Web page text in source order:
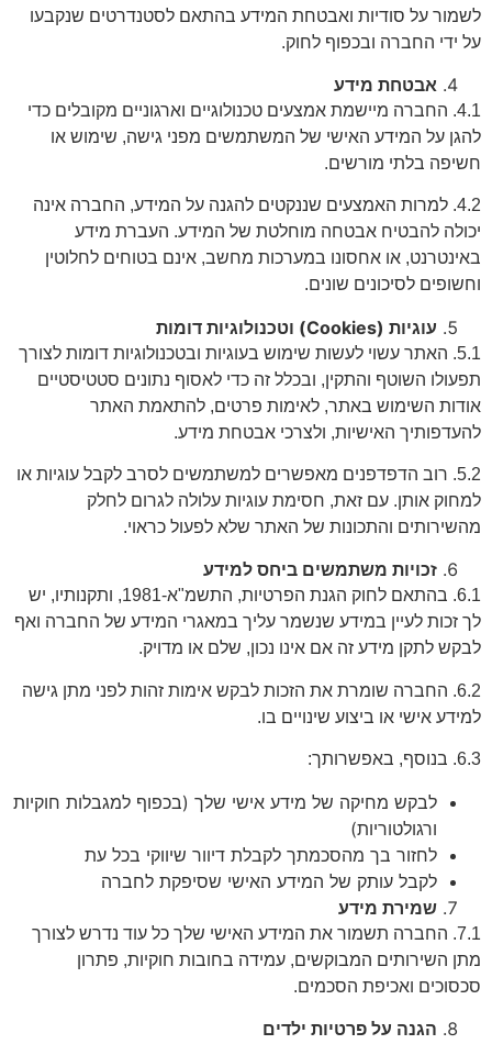
לשמור על סודיות ואבטחת המידע בהתאם לסטנדרטים שנקבעו
על ידי החברה ובכפוף לחוק.
אבטחת מידע
4.1. החברה מיישמת אמצעים טכנולוגיים וארגוניים מקובלים כדי
להגן על המידע האישי של המשתמשים מפני גישה, שימוש או
חשיפה בלתי מורשים.
4.2. למרות האמצעים שננקטים להגנה על המידע, החברה אינה
יכולה להבטיח אבטחה מוחלטת של המידע. העברת מידע
באינטרנט, או אחסונו במערכות מחשב, אינם בטוחים לחלוטין
וחשופים לסיכונים שונים.
עוגיות (Cookies) וטכנולוגיות דומות
5.1. האתר עשוי לעשות שימוש בעוגיות ובטכנולוגיות דומות לצורך
תפעולו השוטף והתקין, ובכלל זה כדי לאסוף נתונים סטטיסטיים
אודות השימוש באתר, לאימות פרטים, להתאמת האתר
להעדפותיך האישיות, ולצרכי אבטחת מידע.
5.2. רוב הדפדפנים מאפשרים למשתמשים לסרב לקבל עוגיות או
למחוק אותן. עם זאת, חסימת עוגיות עלולה לגרום לחלק
מהשירותים והתכונות של האתר שלא לפעול כראוי.
זכויות משתמשים ביחס למידע
6.1. בהתאם לחוק הגנת הפרטיות, התשמ"א-1981, ותקנותיו, יש
לך זכות לעיין במידע שנשמר עליך במאגרי המידע של החברה ואף
לבקש לתקן מידע זה אם אינו נכון, שלם או מדויק.
6.2. החברה שומרת את הזכות לבקש אימות זהות לפני מתן גישה
למידע אישי או ביצוע שינויים בו.
6.3. בנוסף, באפשרותך:
לבקש מחיקה של מידע אישי שלך (בכפוף למגבלות חוקיות
ורגולטוריות)
לחזור בך מהסכמתך לקבלת דיוור שיווקי בכל עת
לקבל עותק של המידע האישי שסיפקת לחברה
שמירת מידע
7.1. החברה תשמור את המידע האישי שלך כל עוד נדרש לצורך
מתן השירותים המבוקשים, עמידה בחובות חוקיות, פתרון
סכסוכים ואכיפת הסכמים.
הגנה על פרטיות ילדים